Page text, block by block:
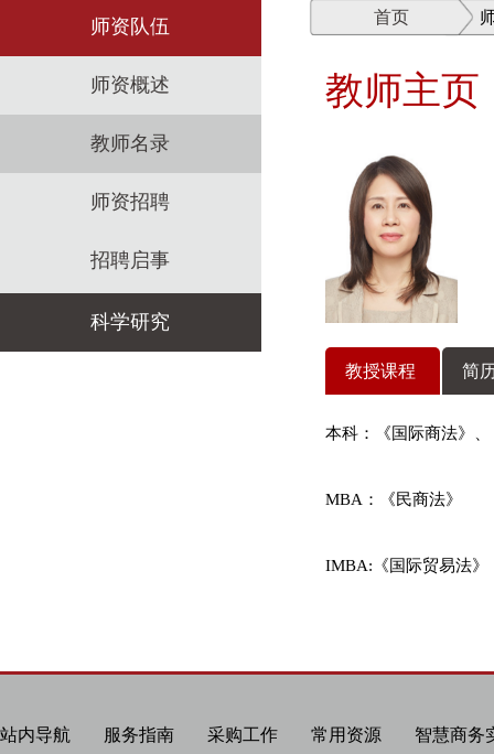
师资队伍
师资概述
教师名录
师资招聘
招聘启事
科学研究
首页
教师主页
教授课程 简
本科：《国际商法》
MBA：《民商法》
IMBA:《国际贸易法》
站内导航 服务指南 采购工作 常用资源 智慧商务